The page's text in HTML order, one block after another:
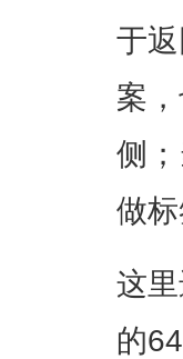
于
案
侧
做
这
的